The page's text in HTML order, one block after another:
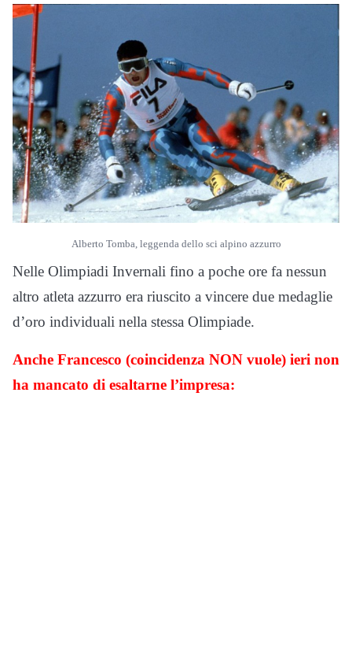
Alberto Tomba, leggenda dello sci alpino azzurro
Nelle Olimpiadi Invernali fino a poche ore fa nessun
altro atleta azzurro era riuscito a vincere due medaglie
d’oro individuali nella stessa Olimpiade.
Anche Francesco (coincidenza NON vuole) ieri non
ha mancato di esaltarne l’impresa: